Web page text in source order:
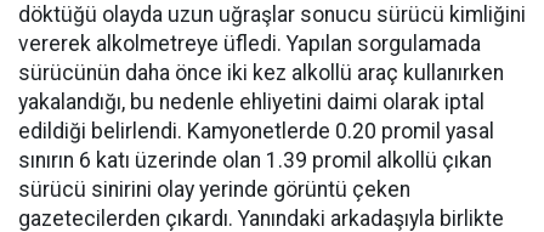
döktüğü olayda uzun uğraşlar sonucu sürücü kimliğini
vererek alkolmetreye üfledi. Yapılan sorgulamada
sürücünün daha önce iki kez alkollü araç kullanırken
yakalandığı, bu nedenle ehliyetini daimi olarak iptal
edildiği belirlendi. Kamyonetlerde 0.20 promil yasal
sınırın 6 katı üzerinde olan 1.39 promil alkollü çıkan
sürücü sinirini olay yerinde görüntü çeken
gazetecilerden çıkardı. Yanındaki arkadaşıyla birlikte